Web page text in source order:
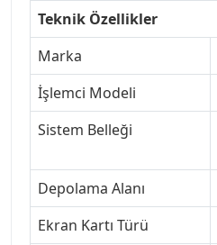
Teknik Özellikler
Marka
İşlemci Modeli
Sistem Belleği
Depolama Alanı
Ekran Kartı Türü